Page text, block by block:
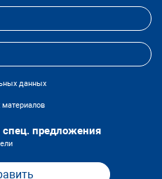
данных
предложения